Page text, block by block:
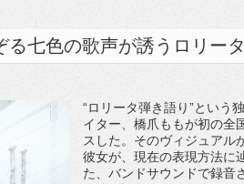
る七色の歌声が誘うロリー
“ロリータ弾き語り”という
イター、橋爪ももが初の全
スした。そのヴィジュアル
彼女が、現在の表現方法に
た、バンドサウンドで録音